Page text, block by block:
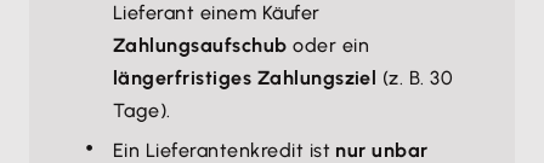
Lieferant einem Käufer
Zahlungsaufschub oder ein
längerfristiges Zahlungsziel (z. B. 30
Tage).
Ein Lieferantenkredit ist nur unbar